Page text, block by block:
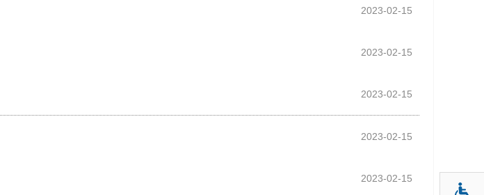
2023-02-15
2023-02-15
2023-02-15
2023-02-15
2023-02-15